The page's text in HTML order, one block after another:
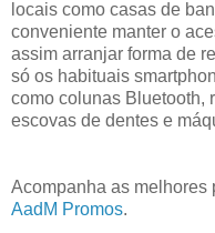
locais como casas de
conveniente manter o
assim arranjar forma de
só os habituais
como colunas Bluetooth,
escovas de dentes e
Acompanha as melhores
AadM Promos.